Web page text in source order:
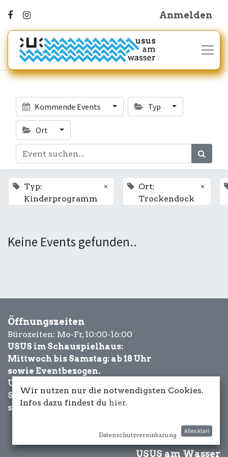
Anmelden
Kommende Events Typ
Ort
Typ:
Kinderprogramm
×
Ort:
Trockendock
×
Keine Events gefunden..
Öffnungszeiten
Bürozeiten: Mo-Fr, 10:00-16:00
USUS im Schauspielhaus:
Mittwoch bis Samstag: ab 18 Uhr
sowie Eventbezogen.
USUS am Wasser:
Schönwetter-
sowie Eventbezogen.
USUS am Wasser
Wir nutzen nur die notwendigsten Cookies.
Infos dazu findest du hier.
Datenschutzvereinbarung
Alles klar!